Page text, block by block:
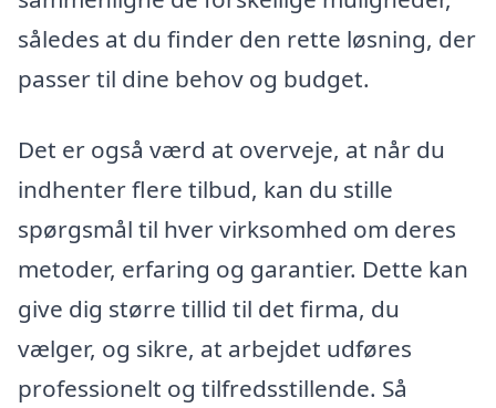
således at du finder den rette løsning, der
passer til dine behov og budget.
Det er også værd at overveje, at når du
indhenter flere tilbud, kan du stille
spørgsmål til hver virksomhed om deres
metoder, erfaring og garantier. Dette kan
give dig større tillid til det firma, du
vælger, og sikre, at arbejdet udføres
professionelt og tilfredsstillende. Så